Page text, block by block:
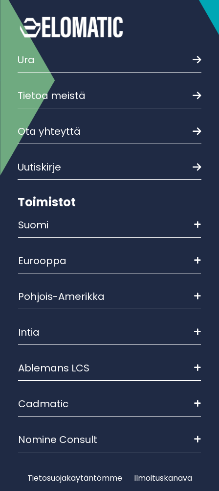
Ura
Tietoa meistä
Ota yhteyttä
Uutiskirje
Toimistot
Suomi
Eurooppa
Pohjois-Amerikka
Intia
Ablemans LCS
Cadmatic
Nomine Consult
Tietosuojakäytäntömme Ilmoituskanava